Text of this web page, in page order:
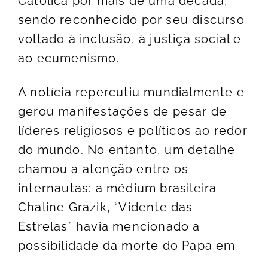
sendo reconhecido por seu discurso
voltado à inclusão, à justiça social e
ao ecumenismo.
A notícia repercutiu mundialmente e
gerou manifestações de pesar de
líderes religiosos e políticos ao redor
do mundo. No entanto, um detalhe
chamou a atenção entre os
internautas: a médium brasileira
Chaline Grazik, “Vidente das
Estrelas” havia mencionado a
possibilidade da morte do Papa em